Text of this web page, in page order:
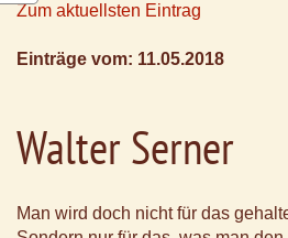
Zum aktuellsten Eintrag
Einträge vom: 11.05.2018
Walter Serner
Man wird doch nicht für das